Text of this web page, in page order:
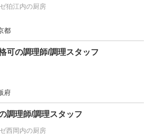
狛江内の厨房
都
可の調理師/調理スタッフ
府
調理師/調理スタッフ
西岡内の厨房